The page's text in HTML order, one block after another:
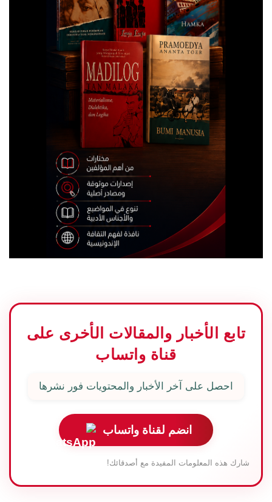
تابع الأخبار والمقالات الأخرى على
قناة واتساب
احصل على آخر الأخبار والمحتويات فور نشرها
انضم لقناة واتساب
شارك هذه المعلومات المفيدة مع أصدقائك!